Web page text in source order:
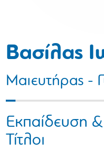
Βασίλας
Μαιευτήρας -
Εκπαίδευση
Τίτλοι